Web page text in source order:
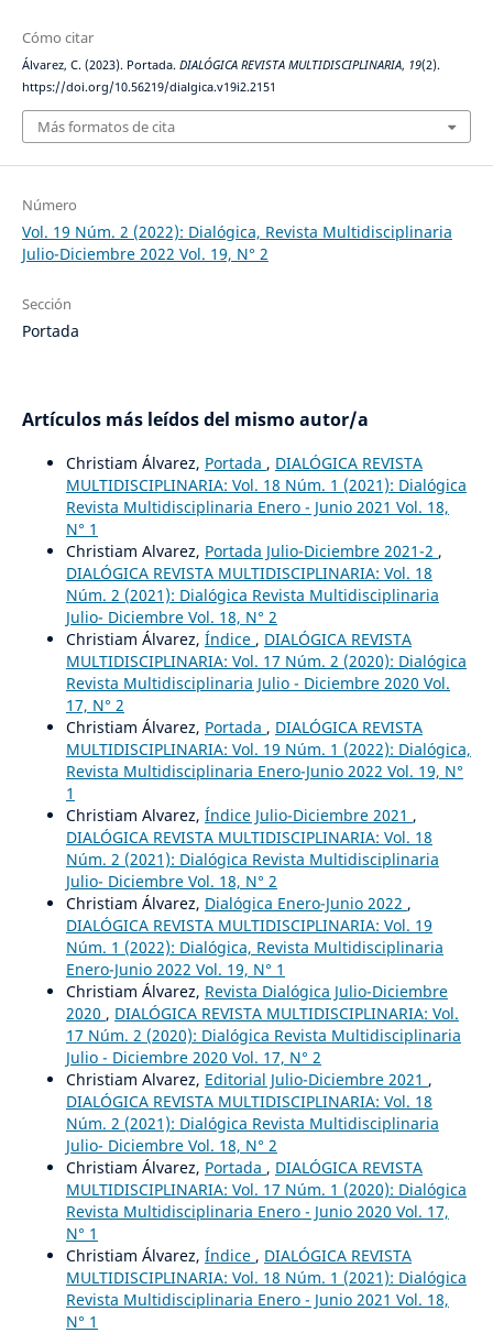
Cómo citar
Álvarez, C. (2023). Portada. DIALÓGICA REVISTA MULTIDISCIPLINARIA, 19(2).
https://doi.org/10.56219/dialgica.v19i2.2151
Más formatos de cita
Número
Vol. 19 Núm. 2 (2022): Dialógica, Revista Multidisciplinaria
Julio-Diciembre 2022 Vol. 19, N° 2
Sección
Portada
Artículos más leídos del mismo autor/a
Christiam Álvarez, Portada , DIALÓGICA REVISTA
MULTIDISCIPLINARIA: Vol. 18 Núm. 1 (2021): Dialógica
Revista Multidisciplinaria Enero - Junio 2021 Vol. 18,
N° 1
Christiam Alvarez, Portada Julio-Diciembre 2021-2 ,
DIALÓGICA REVISTA MULTIDISCIPLINARIA: Vol. 18
Núm. 2 (2021): Dialógica Revista Multidisciplinaria
Julio- Diciembre Vol. 18, N° 2
Christiam Álvarez, Índice , DIALÓGICA REVISTA
MULTIDISCIPLINARIA: Vol. 17 Núm. 2 (2020): Dialógica
Revista Multidisciplinaria Julio - Diciembre 2020 Vol.
17, N° 2
Christiam Álvarez, Portada , DIALÓGICA REVISTA
MULTIDISCIPLINARIA: Vol. 19 Núm. 1 (2022): Dialógica,
Revista Multidisciplinaria Enero-Junio 2022 Vol. 19, N°
1
Christiam Alvarez, Índice Julio-Diciembre 2021 ,
DIALÓGICA REVISTA MULTIDISCIPLINARIA: Vol. 18
Núm. 2 (2021): Dialógica Revista Multidisciplinaria
Julio- Diciembre Vol. 18, N° 2
Christiam Álvarez, Dialógica Enero-Junio 2022 ,
DIALÓGICA REVISTA MULTIDISCIPLINARIA: Vol. 19
Núm. 1 (2022): Dialógica, Revista Multidisciplinaria
Enero-Junio 2022 Vol. 19, N° 1
Christiam Álvarez, Revista Dialógica Julio-Diciembre
2020 , DIALÓGICA REVISTA MULTIDISCIPLINARIA: Vol.
17 Núm. 2 (2020): Dialógica Revista Multidisciplinaria
Julio - Diciembre 2020 Vol. 17, N° 2
Christiam Alvarez, Editorial Julio-Diciembre 2021 ,
DIALÓGICA REVISTA MULTIDISCIPLINARIA: Vol. 18
Núm. 2 (2021): Dialógica Revista Multidisciplinaria
Julio- Diciembre Vol. 18, N° 2
Christiam Álvarez, Portada , DIALÓGICA REVISTA
MULTIDISCIPLINARIA: Vol. 17 Núm. 1 (2020): Dialógica
Revista Multidisciplinaria Enero - Junio 2020 Vol. 17,
N° 1
Christiam Álvarez, Índice , DIALÓGICA REVISTA
MULTIDISCIPLINARIA: Vol. 18 Núm. 1 (2021): Dialógica
Revista Multidisciplinaria Enero - Junio 2021 Vol. 18,
N° 1